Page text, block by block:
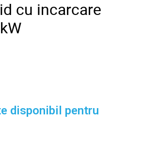
cu incarcare
disponibil pentru